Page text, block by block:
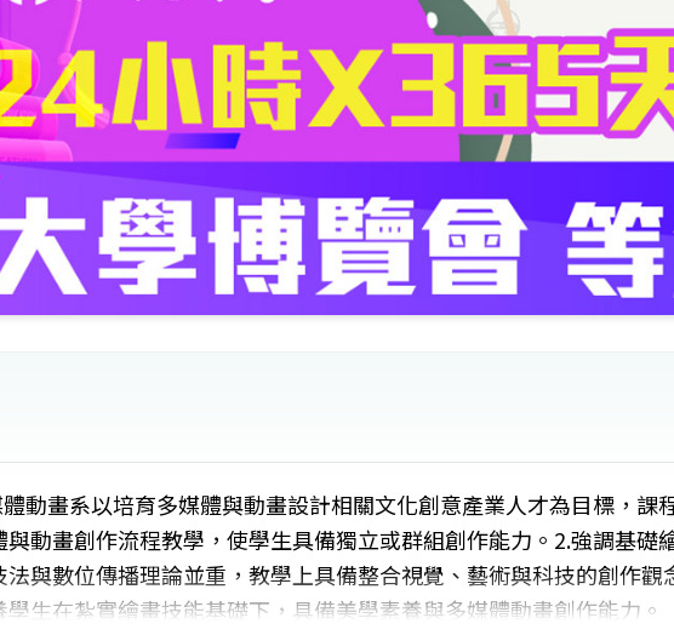
動畫系以培育多媒體與動畫設計相關文化創意產業人才為目標，課
動畫創作流程教學，使學生具備獨立或群組創作能力。2.強調基礎
與數位傳播理論並重，教學上具備整合視覺、藝術與科技的創作觀
生在紮實繪畫技能基礎下，具備美學素養與多媒體動畫創作能力。